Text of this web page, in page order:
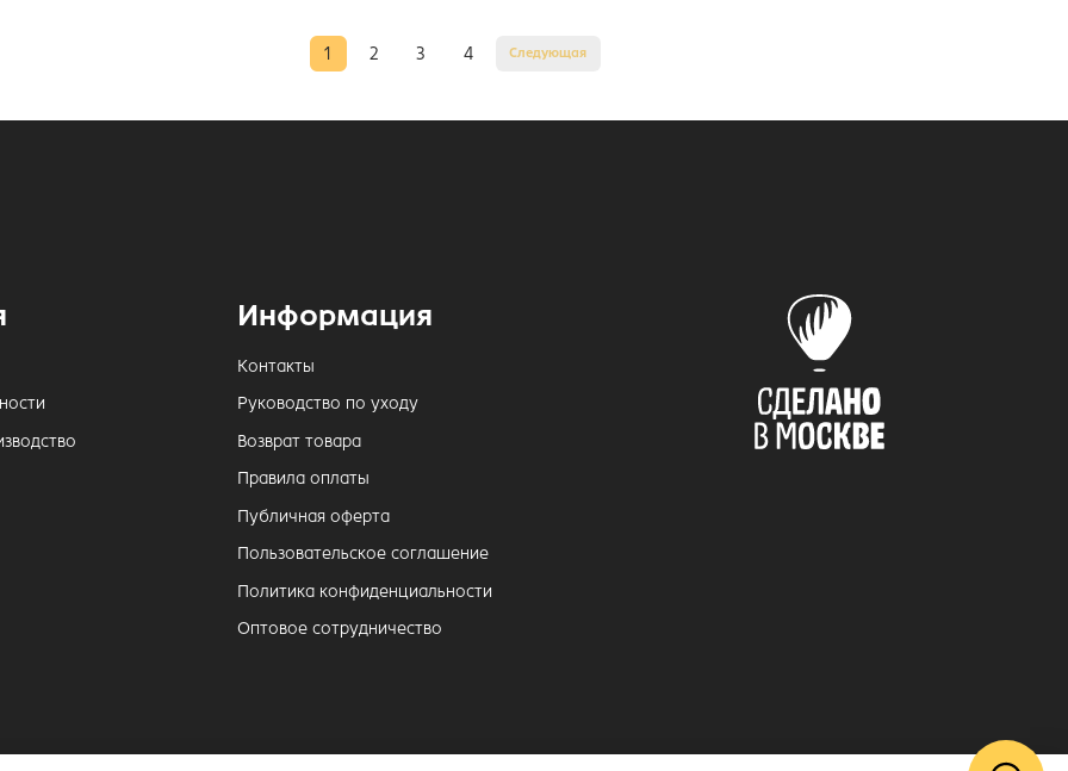
1 2 3 4 Следующая
Информация
Контакты
Руководство по уходу
Возврат товара
Правила оплаты
Публичная оферта
Пользовательское соглашение
Политика конфиденциальности
Оптовое сотрудничество